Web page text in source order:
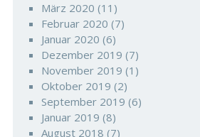
März 2020 (11)
Februar 2020 (7)
Januar 2020 (6)
Dezember 2019 (7)
November 2019 (1)
Oktober 2019 (2)
September 2019 (6)
Januar 2019 (8)
August 2018 (7)